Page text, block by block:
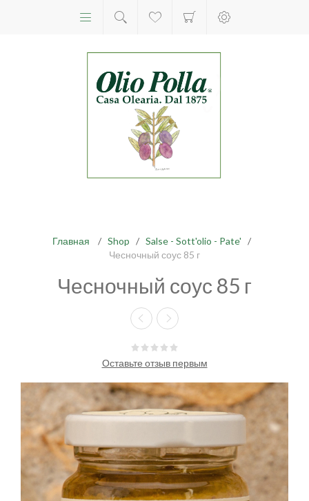
Главная / Shop / Salse - Sott'olio - Pate' /
Чесночный соус 85 г
Чесночный соус 85 г
Оставьте отзыв первым